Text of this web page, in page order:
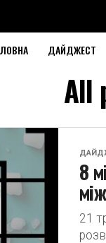
ДАЙДЖЕСТ
All
8
21